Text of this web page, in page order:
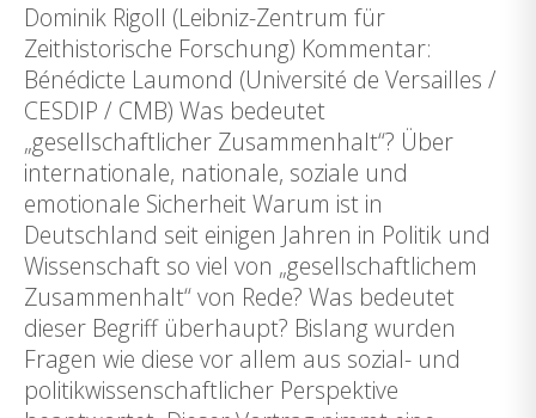
Dominik Rigoll (Leibniz-Zentrum für
Zeithistorische Forschung) Kommentar:
Bénédicte Laumond (Université de Versailles /
CESDIP / CMB) Was bedeutet
„gesellschaftlicher Zusammenhalt“? Über
internationale, nationale, soziale und
emotionale Sicherheit Warum ist in
Deutschland seit einigen Jahren in Politik und
Wissenschaft so viel von „gesellschaftlichem
Zusammenhalt“ von Rede? Was bedeutet
dieser Begriff überhaupt? Bislang wurden
Fragen wie diese vor allem aus sozial- und
politikwissenschaftlicher Perspektive